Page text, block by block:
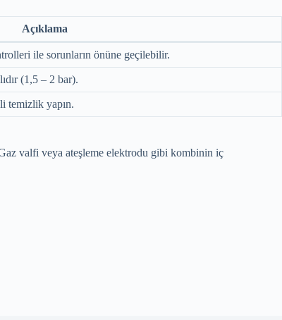
Açıklama
ile sorunların önüne geçilebilir.
(1,5 – 2 bar).
temizlik yapın.
valfi veya ateşleme elektrodu gibi kombinin iç